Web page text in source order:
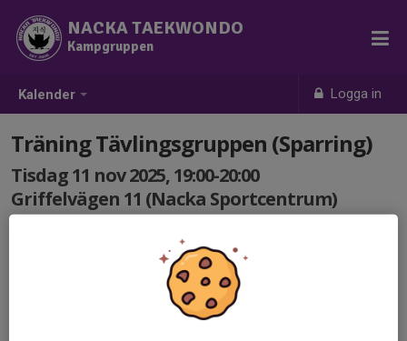
Kalender Logga in
NACKA TAEKWONDO
Kampgruppen
Träning Tävlingsgruppen (Sparring)
Tisdag 11 nov 2025, 19:00-20:00
Griffelvägen 11 (Nacka Sportcentrum)
Alla skydd på vid träningsstart.